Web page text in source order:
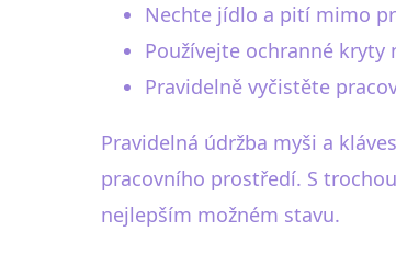
Nechte jídlo a pití mimo
Používejte ochranné kryty
Pravidelně vyčistěte
Pravidelná údržba myši a
pracovního prostředí. S
nejlepším možném stavu.